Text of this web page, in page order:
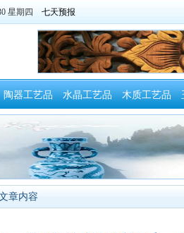
星期四
陶器工艺品 水晶工艺品 木质工艺品
章内容